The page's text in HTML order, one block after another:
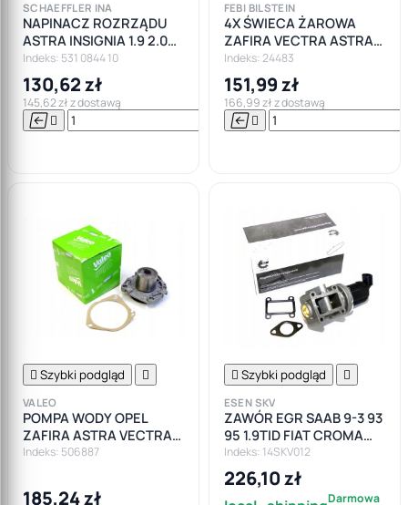
SCHAEFFLER INA
NAPINACZ ROZRZĄDU
ASTRA INSIGNIA 1.9 2.0
CDTI
Indeks: 531 0844 10
130,62 zł
145,62 zł z dostawą
  

FEBI BILSTEIN
4X ŚWIECA ŻAROWA
ZAFIRA VECTRA ASTRA
1.9CDTI 150
Indeks: 24483
151,99 zł
166,99 zł z dostawą
 
 Szybki podgląd 
VALEO
POMPA WODY OPEL
ZAFIRA ASTRA VECTRA
1.9CDTI 150KM
Indeks: 506887
185,24 zł
 Szybki podgląd 
ESEN SKV
ZAWÓR EGR SAAB 9-3 93
95 1.9TID FIAT CROMA
1.9D
Indeks: 14SKV012
226,10 zł
Darmowa